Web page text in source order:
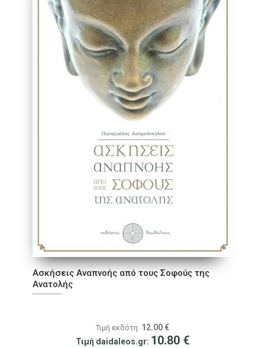
Ασκήσεις Αναπνοής από τους Σοφούς της
Ανατολής
Τιμή εκδότη: 12.00 €
Τιμή daidaleos.gr: 10.80 €